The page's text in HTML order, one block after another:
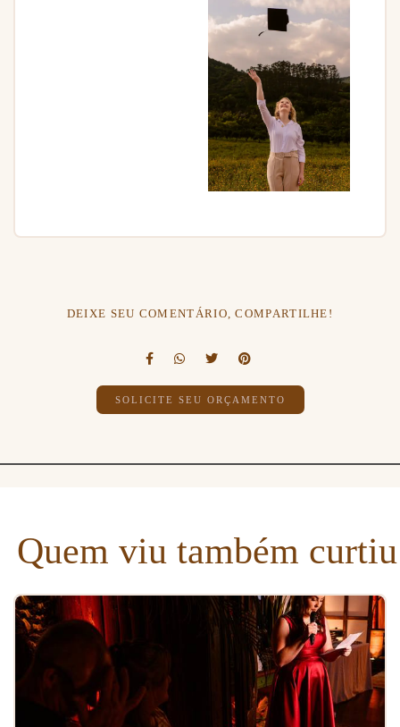
DEIXE SEU COMENTÁRIO, COMPARTILHE!
SOLICITE SEU ORÇAMENTO
Quem viu também curtiu